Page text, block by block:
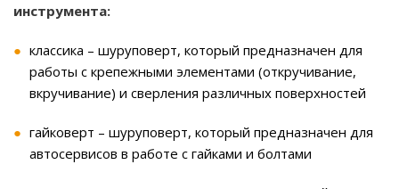
инструмента:
классика – шуруповерт, который предназначен для
работы с крепежными элементами (откручивание,
вкручивание) и сверления различных поверхностей
гайковерт – шуруповерт, который предназначен для
автосервисов в работе с гайками и болтами